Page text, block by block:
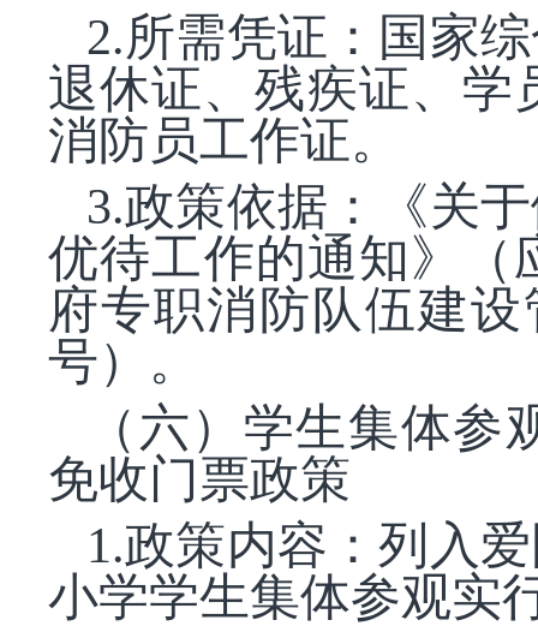
2.所需凭证：国家
退休证、残疾证、学
消防员工作证。
3.政策依据：《关
优待工作的通知》（
府专职消防队伍建
号）。
（六）学生集体
免收门票政策
1.政策内容：列入
小学学生集体参观实